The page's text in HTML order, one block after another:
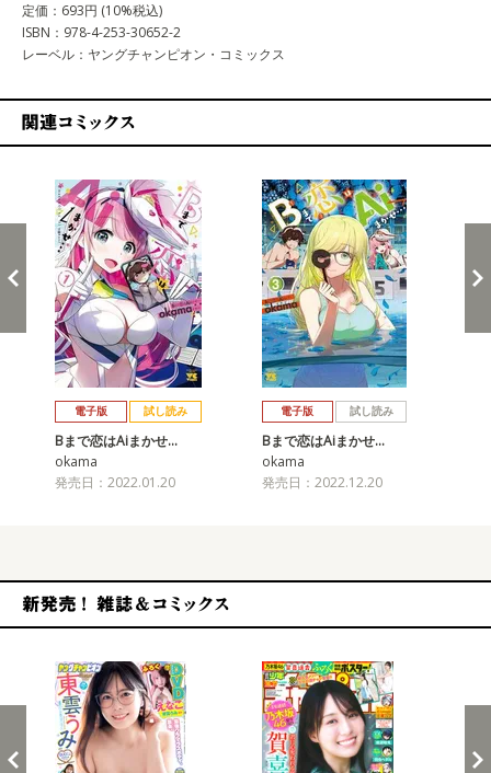
定価：693円 (10%税込)
ISBN：978-4-253-30652-2
レーベル：ヤングチャンピオン・コミックス
電子版 試し読み
Bまで恋はAiまかせ…
okama
発売日：2022.01.20
電子版 試し読み
Bまで恋はAiまかせ…
okama
発売日：2022.12.20